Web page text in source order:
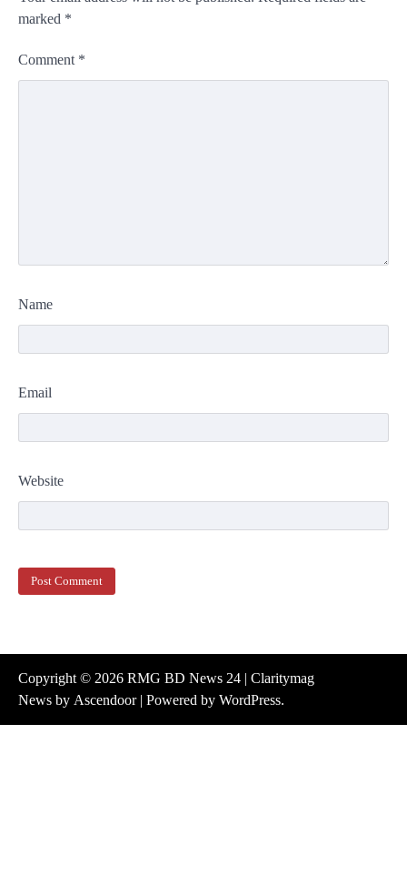
marked *
Comment *
Name
Email
Website
Copyright © 2026 RMG BD News 24 | Claritymag
News by Ascendoor| Powered by WordPress.